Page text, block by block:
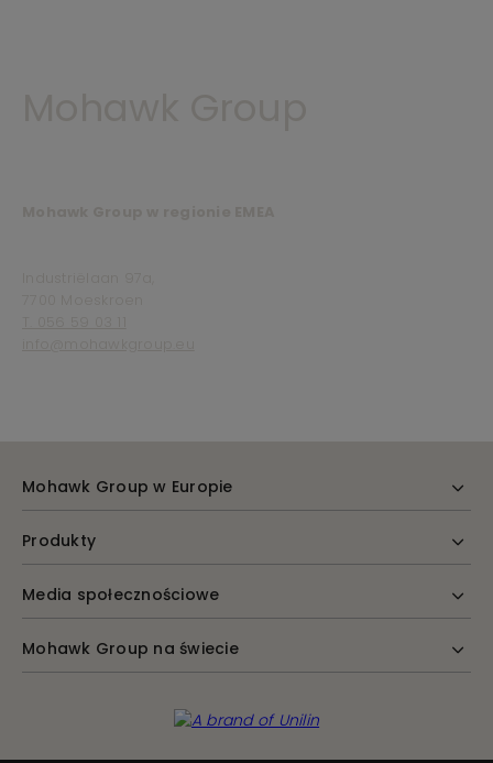
Mohawk Group w Europie
Produkty
Media społecznościowe
Mohawk Group na świecie